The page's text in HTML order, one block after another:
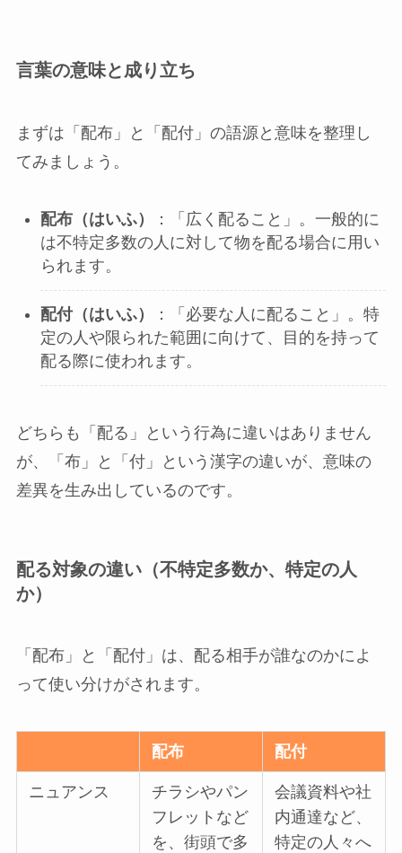
言葉の意味と成り立ち
まずは「配布」と「配付」の語源と意味を整理し
てみましょう。
配布（はいふ）
：「広く配ること」。一般的に
は不特定多数の人に対して物を配る場合に用い
られます。
配付（はいふ）
：「必要な人に配ること」。特
定の人や限られた範囲に向けて、目的を持って
配る際に使われます。
どちらも「配る」という行為に違いはありません
が、「布」と「付」という漢字の違いが、意味の
差異を生み出しているのです。
配る対象の違い（不特定多数か、特定の人
か）
「配布」と「配付」は、配る相手が誰なのかによ
って使い分けがされます。
配布 配付
ニュアンス
チラシやパン
フレットなど
を、街頭で多
会議資料や社
内通達など、
特定の人々へ